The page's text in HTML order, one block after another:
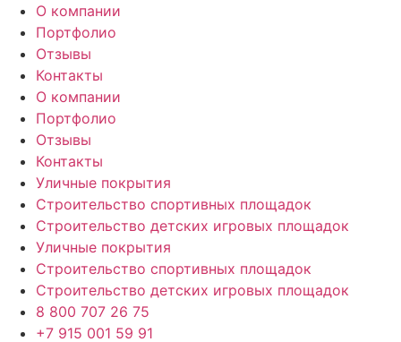
О компании
Портфолио
Отзывы
Контакты
О компании
Портфолио
Отзывы
Контакты
Уличные покрытия
Строительство спортивных площадок
Строительство детских игровых площадок
Уличные покрытия
Строительство спортивных площадок
Строительство детских игровых площадок
8 800 707 26 75
+7 915 001 59 91